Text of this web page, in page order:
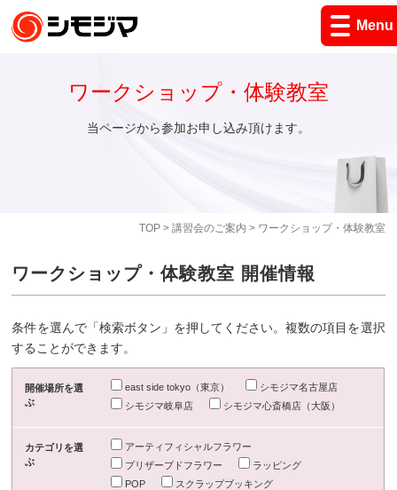
Menu
TOP> 講習会のご案内 > ワークショップ・体験教室
ワークショップ・体験教室
当ページから参加お申し込み頂けます。
ワークショップ・体験教室 開催情報
条件を選んで「検索ボタン」を押してください。複数の項目を選択
することができます。
開催場所を選
ぶ
east side tokyo（東京）
シモジマ名古屋店
シモジマ岐阜店
シモジマ心斎橋店（大阪）
カテゴリを選
ぶ
アーティフィシャルフラワー
プリザーブドフラワー
ラッピング
POP
スクラップブッキング